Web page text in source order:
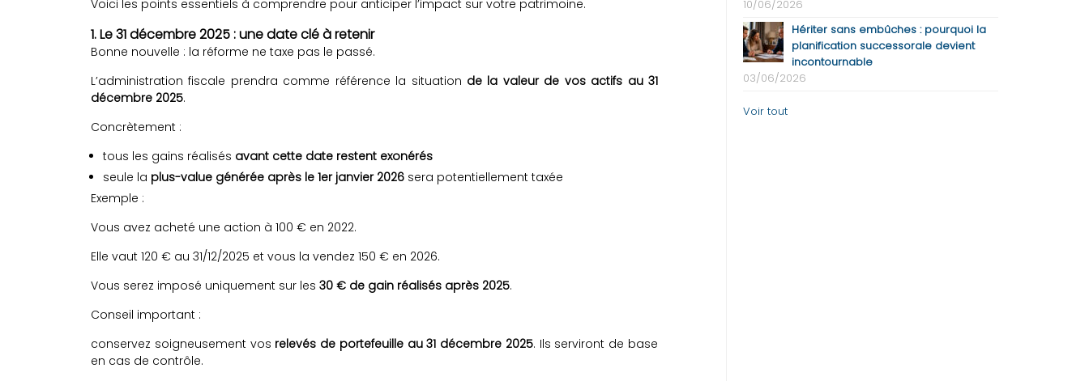
Voici les points essentiels à comprendre pour anticiper l’impact sur votre patrimoine.
1. Le 31 décembre 2025 : une date clé à retenir
Bonne nouvelle : la réforme ne taxe pas le passé.
L’administration fiscale prendra comme référence la situation de la valeur de vos actifs au 31
décembre 2025.
Concrètement :
tous les gains réalisés avant cette date restent exonérés
seule la plus-value générée après le 1er janvier 2026 sera potentiellement taxée
Exemple :
Vous avez acheté une action à 100 € en 2022.
Elle vaut 120 € au 31/12/2025 et vous la vendez 150 € en 2026.
Vous serez imposé uniquement sur les 30 € de gain réalisés après 2025.
Conseil important :
conservez soigneusement vos relevés de portefeuille au 31 décembre 2025. Ils serviront de base
en cas de contrôle.
10/06/2026
Hériter sans embûches : pourquoi la
planification successorale devient
incontournable
03/06/2026
Voir tout